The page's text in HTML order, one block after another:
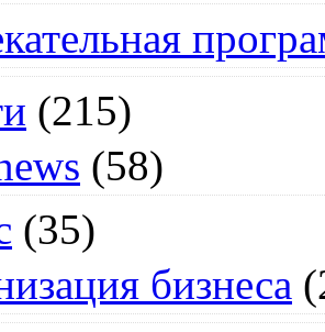
(215)
(58)
(35)
бизнеса